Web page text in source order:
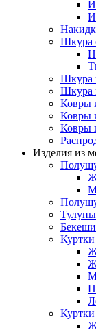
Шкура
Шкура
Шкура
Ковры
Ковры
Ковры
Изделия из
Бекеши